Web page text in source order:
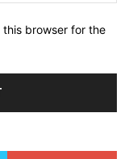
this browser for the